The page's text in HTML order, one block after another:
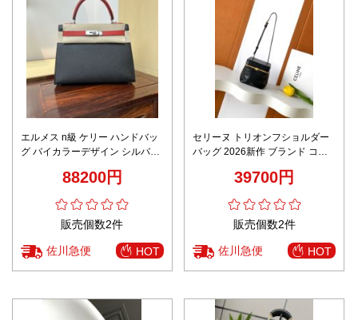
エルメス n級 ケリー ハンドバッ
グ バイカラーデザイン シルバー
88200円
販売個数2件
佐川急便 HOT
セリーヌ トリオンフショルダー
バッグ 2026新作 ブランド コピ
人技術再現 確実に届く 秘密厳守
39700円
販売個数2件
佐川急便 HOT